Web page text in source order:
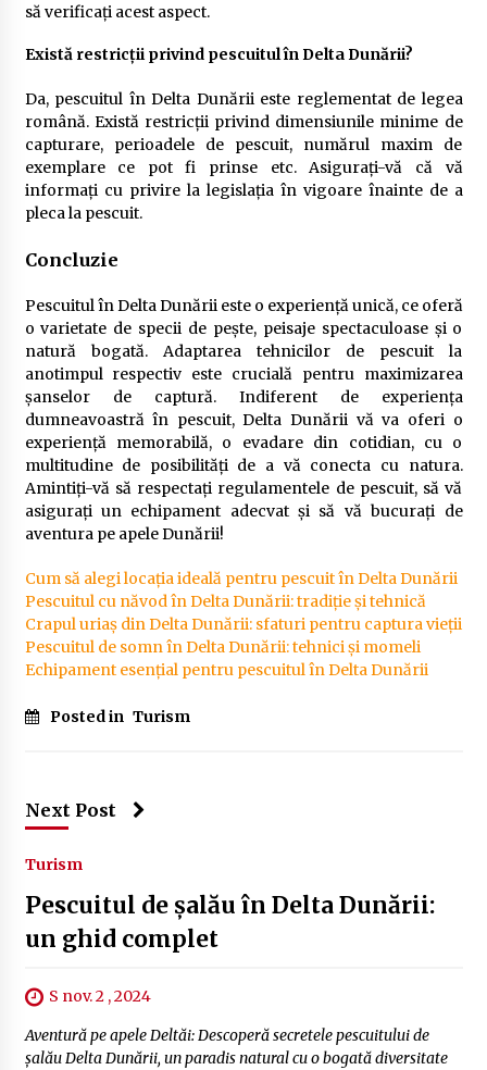
să verificați acest aspect.
Există restricții privind pescuitul în Delta Dunării?
Da, pescuitul în Delta Dunării este reglementat de legea
română. Există restricții privind dimensiunile minime de
capturare, perioadele de pescuit, numărul maxim de
exemplare ce pot fi prinse etc. Asigurați-vă că vă
informați cu privire la legislația în vigoare înainte de a
pleca la pescuit.
Concluzie
Pescuitul în Delta Dunării este o experiență unică, ce oferă
o varietate de specii de pește, peisaje spectaculoase și o
natură bogată. Adaptarea tehnicilor de pescuit la
anotimpul respectiv este crucială pentru maximizarea
șanselor de captură. Indiferent de experiența
dumneavoastră în pescuit, Delta Dunării vă va oferi o
experiență memorabilă, o evadare din cotidian, cu o
multitudine de posibilități de a vă conecta cu natura.
Amintiți-vă să respectați regulamentele de pescuit, să vă
asigurați un echipament adecvat și să vă bucurați de
aventura pe apele Dunării!
Cum să alegi locația ideală pentru pescuit în Delta Dunării
Pescuitul cu năvod în Delta Dunării: tradiție și tehnică
Crapul uriaș din Delta Dunării: sfaturi pentru captura vieții
Pescuitul de somn în Delta Dunării: tehnici și momeli
Echipament esențial pentru pescuitul în Delta Dunării
Posted in Turism
Next Post
Turism
Pescuitul de șalău în Delta Dunării:
un ghid complet
S nov. 2 , 2024
Aventură pe apele Deltăi: Descoperă secretele pescuitului de
șalău Delta Dunării, un paradis natural cu o bogată diversitate